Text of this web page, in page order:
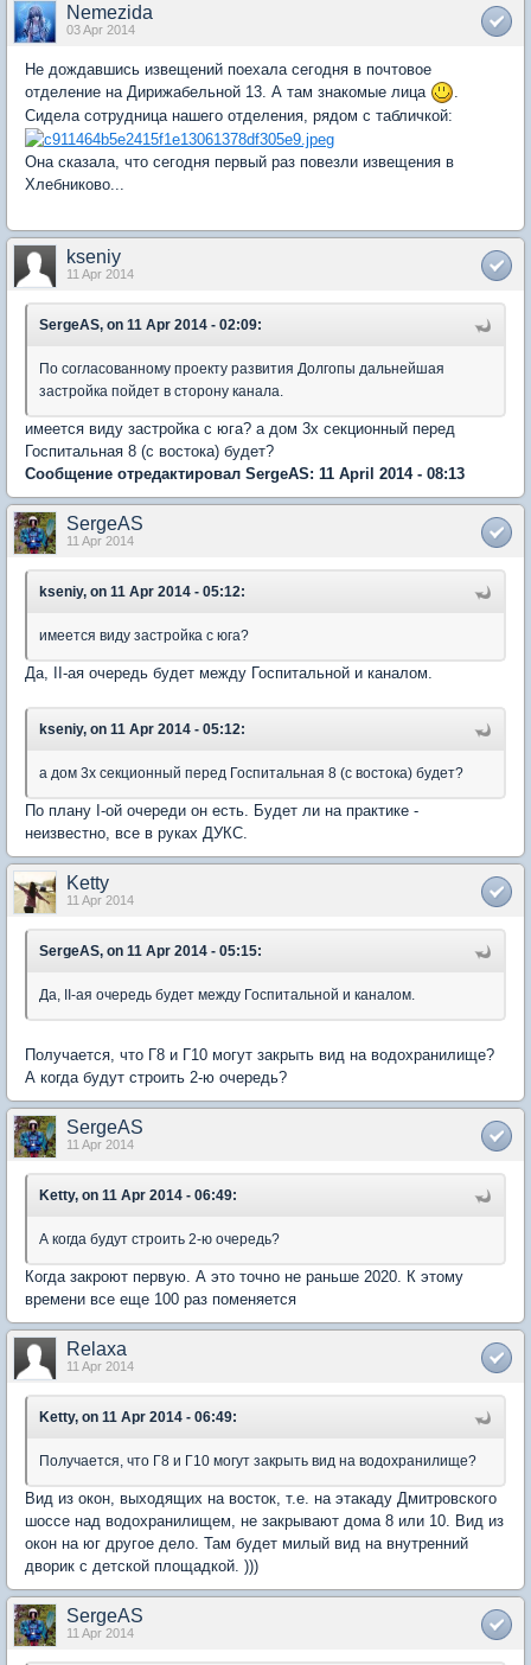
Nemezida
03 Apr 2014
Не дождавшись извещений поехала сегодня в почтовое
отделение на Дирижабельной 13. А там знакомые лица
Сидела сотрудница нашего отделения, рядом с табличкой:
Она сказала, что сегодня первый раз повезли извещения в
Хлебниково...
kseniy
11 Apr 2014
SergeAS, on 11 Apr 2014 - 02:09:
По согласованному проекту развития Долгопы дальнейшая
застройка пойдет в сторону канала.
имеется виду застройка с юга? а дом 3х секционный перед
Госпитальная 8 (с востока) будет?
Сообщение отредактировал SergeAS: 11 April 2014 - 08:13
SergeAS
11 Apr 2014
kseniy, on 11 Apr 2014 - 05:12:
имеется виду застройка с юга?
Да, II-ая очередь будет между Госпитальной и каналом.
kseniy, on 11 Apr 2014 - 05:12:
а дом 3х секционный перед Госпитальная 8 (с востока) будет?
По плану I-ой очереди он есть. Будет ли на практике -
неизвестно, все в руках ДУКС.
Ketty
11 Apr 2014
SergeAS, on 11 Apr 2014 - 05:15:
Да, II-ая очередь будет между Госпитальной и каналом.
Получается, что Г8 и Г10 могут закрыть вид на водохранилище?
А когда будут строить 2-ю очередь?
SergeAS
11 Apr 2014
Ketty, on 11 Apr 2014 - 06:49:
А когда будут строить 2-ю очередь?
Когда закроют первую. А это точно не раньше 2020. К этому
времени все еще 100 раз поменяется
Relaxa
11 Apr 2014
Ketty, on 11 Apr 2014 - 06:49:
Получается, что Г8 и Г10 могут закрыть вид на водохранилище?
Вид из окон, выходящих на восток, т.е. на этакаду Дмитровского
шоссе над водохранилищем, не закрывают дома 8 или 10. Вид из
окон на юг другое дело. Там будет милый вид на внутренний
дворик с детской площадкой. )))
SergeAS
11 Apr 2014